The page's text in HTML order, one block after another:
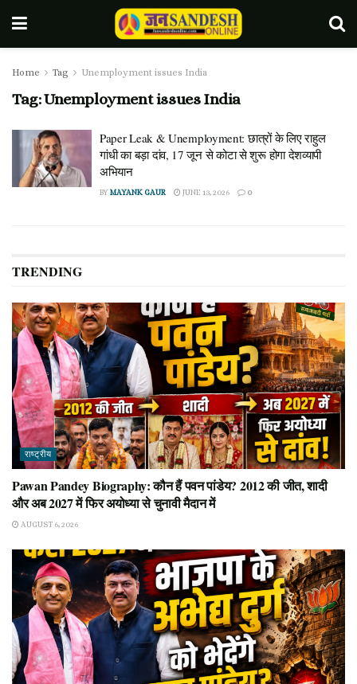
Home Tag Unemployment issues India
Tag:Unemployment issues India
Paper Leak & Unemployment: छात्रों के लिए राहुल
गांधी का बड़ा दांव, 17 जून से कोटा से शुरू होगा देशव्यापी
अभियान
BYMAYANK GAUR JUNE 13, 2026 0
TRENDING
राष्ट्रीय
Pawan Pandey Biography: कौन हैं पवन पांडेय? 2012 की जीत, शादी
और अब 2027 में फिर अयोध्या से चुनावी मैदान में
AUGUST 6, 2026